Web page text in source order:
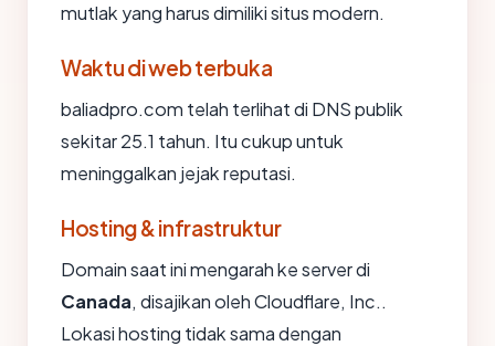
mutlak yang harus dimiliki situs modern.
Waktu di web terbuka
baliadpro.com telah terlihat di DNS publik
sekitar 25.1 tahun. Itu cukup untuk
meninggalkan jejak reputasi.
Hosting & infrastruktur
Domain saat ini mengarah ke server di
Canada, disajikan oleh Cloudflare, Inc..
Lokasi hosting tidak sama dengan